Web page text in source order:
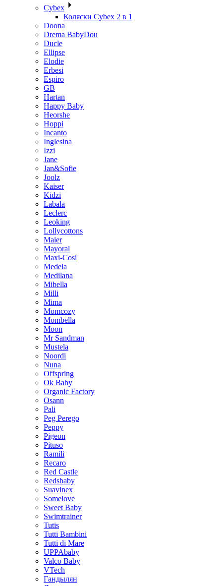
Cybex
Коляски Cybex 2 в 1
Doona
Drema BabyDou
Ducle
Ellipse
Elodie
Erbesi
Espiro
GB
Hartan
Happy Baby
Heorshe
Hoppi
Incanto
Inglesina
Izzi
Jane
Jan&Sofie
Joolz
Kaiser
Kidzi
Labala
Leclerc
Leoking
Lollycottons
Maier
Mayoral
Maxi-Cosi
Medela
Medilana
Mibella
Milli
Mima
Momcozy
Mombella
Moon
Mr Sandman
Mustela
Noordi
Nuna
Offspring
Ok Baby
Organic Factory
Osann
Pali
Peg Perego
Peppy
Pigeon
Pituso
Ramili
Recaro
Red Castle
Redsbaby
Suavinex
Somelove
Sweet Baby
Swimtrainer
Tutis
Tutti Bambini
Tutti di Mare
UPPAbaby
Valco Baby
VTech
Гандылян